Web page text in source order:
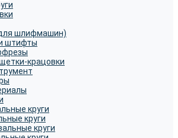
шлифмашин)
штифты
крацовки
круги
круги
круги